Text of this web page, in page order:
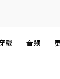
戴 音频